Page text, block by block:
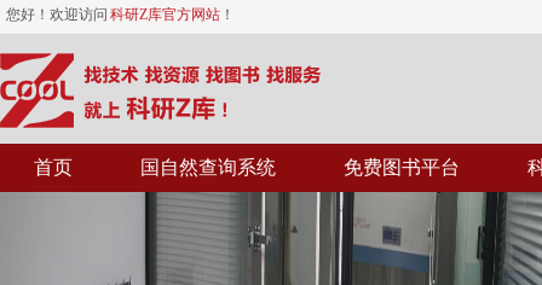
您好！欢迎访问 科研Z库官方网站 ！
首页 国自然查询系统 免费图书平台